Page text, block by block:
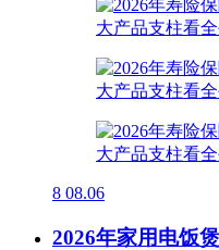
8 08.06
2026年家用电饭